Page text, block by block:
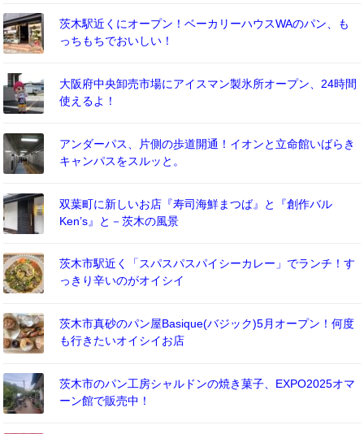
茨木駅近くにオープン！ベーカリーハウスWAのパン、も
っちもちでおいしい！
大阪府中央卸売市場にアイスマン製氷所オープン、24時間
使えるよ！
アンダーパス、片側の歩道開通！イオンと立命館いばらき
キャンパスをスルッと。
双葉町に新しいお店『寿司海鮮まつば』と『創作バル
Ken’s』と－茨木の風景
茨木市駅近く「スパスパスパイシーカレー」でランチ！す
っきり辛いのがオイシイ
茨木市真砂のパン屋Basique(バジック)5月オープン！何度
も行きたいオイシイお店
茨木市のパン工房シャルドンの焼き菓子、EXPO2025オマ
ーン館で販売中！